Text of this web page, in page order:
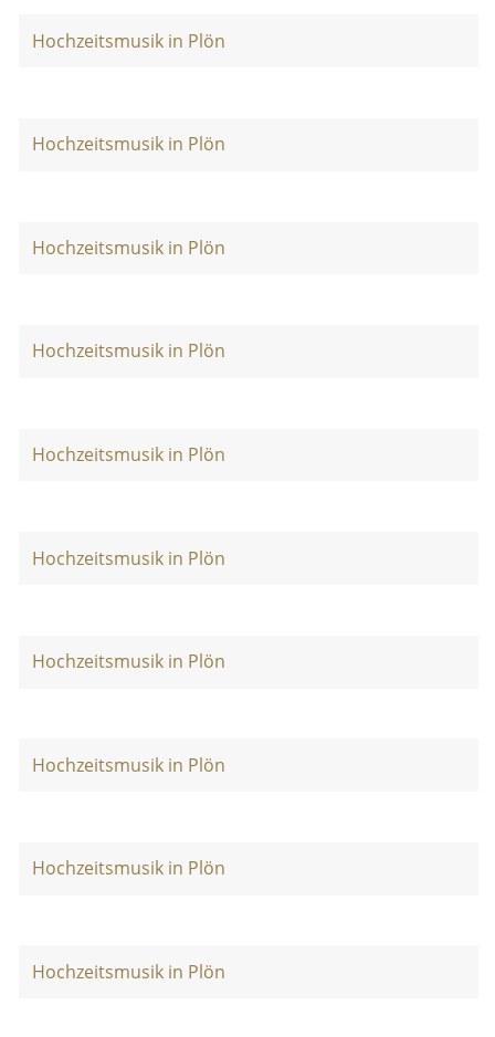
Hochzeitsmusik in Plön
Hochzeitsmusik in Plön
Hochzeitsmusik in Plön
Hochzeitsmusik in Plön
Hochzeitsmusik in Plön
Hochzeitsmusik in Plön
Hochzeitsmusik in Plön
Hochzeitsmusik in Plön
Hochzeitsmusik in Plön
Hochzeitsmusik in Plön